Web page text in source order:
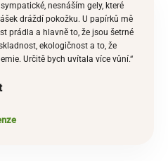
nesnáším gely, které
dráždí pokožku. U papírků mě
prádla a hlavně to, že jsou šetrné
ekologičnost a to, že
Určitě bych uvítala více vůní.“